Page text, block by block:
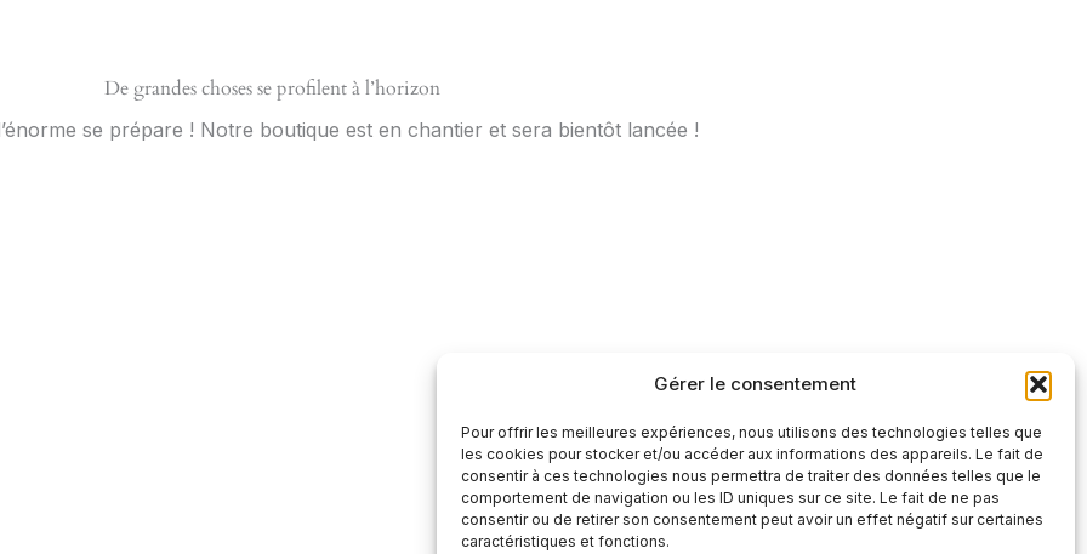
Gérer le consentement
Pour offrir les meilleures expériences, nous utilisons des technologies telles que
les cookies pour stocker et/ou accéder aux informations des appareils. Le fait de
consentir à ces technologies nous permettra de traiter des données telles que le
comportement de navigation ou les ID uniques sur ce site. Le fait de ne pas
consentir ou de retirer son consentement peut avoir un effet négatif sur certaines
caractéristiques et fonctions.
De grandes choses se profilent à l’horizon
se prépare ! Notre boutique est en chantier et sera bientôt lancée !